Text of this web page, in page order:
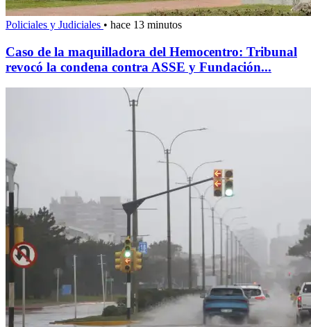
Policiales y Judiciales • hace 13 minutos
Caso de la maquilladora del Hemocentro: Tribunal
revocó la condena contra ASSE y Fundación...